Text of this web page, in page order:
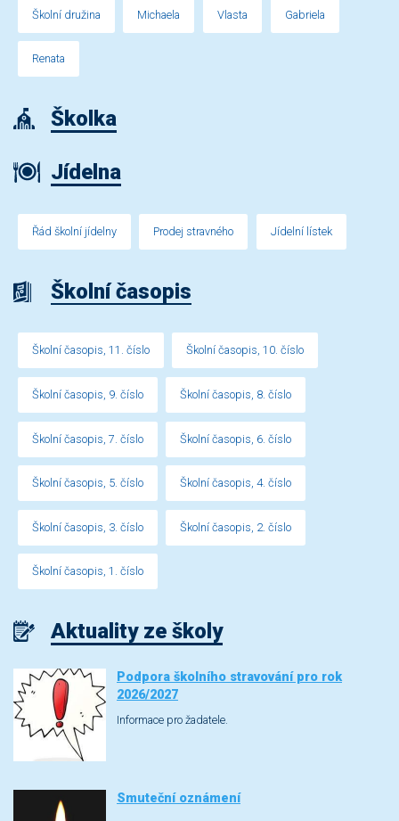
Školní družina Michaela Vlasta Gabriela
Renata
Školka
Jídelna
Řád školní jídelny Prodej stravného Jídelní lístek
Školní časopis
Školní časopis, 11. číslo Školní časopis, 10. číslo
Školní časopis, 9. číslo Školní časopis, 8. číslo
Školní časopis, 7. číslo Školní časopis, 6. číslo
Školní časopis, 5. číslo Školní časopis, 4. číslo
Školní časopis, 3. číslo Školní časopis, 2. číslo
Školní časopis, 1. číslo
Aktuality ze školy
Podpora školního stravování pro rok
2026/2027
Informace pro žadatele.
Smuteční oznámení